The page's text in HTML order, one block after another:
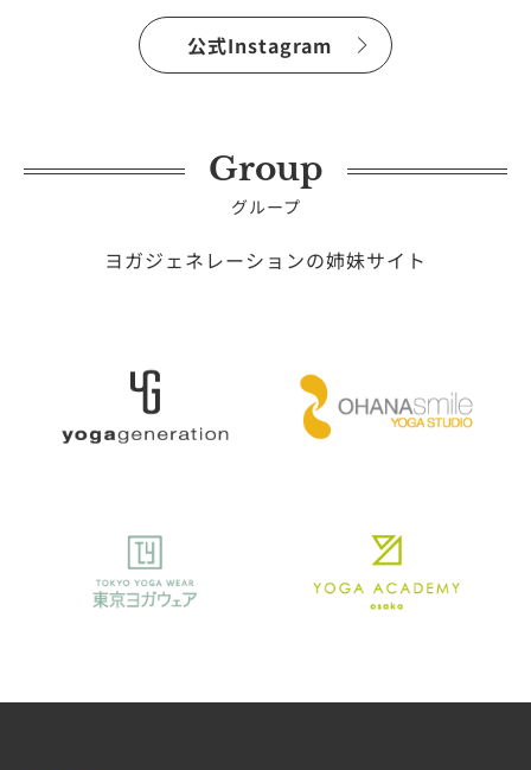
公式Instagram
Group
グループ
ヨガジェネレーションの姉妹サイト